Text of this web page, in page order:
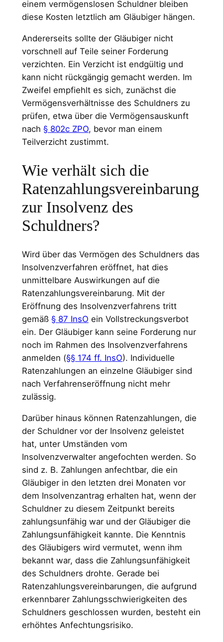
einem vermögenslosen Schuldner bleiben
diese Kosten letztlich am Gläubiger hängen.
Andererseits sollte der Gläubiger nicht
vorschnell auf Teile seiner Forderung
verzichten. Ein Verzicht ist endgültig und
kann nicht rückgängig gemacht werden. Im
Zweifel empfiehlt es sich, zunächst die
Vermögensverhältnisse des Schuldners zu
prüfen, etwa über die Vermögensauskunft
nach § 802c ZPO, bevor man einem
Teilverzicht zustimmt.
Wie verhält sich die
Ratenzahlungsvereinbarung
zur Insolvenz des
Schuldners?
Wird über das Vermögen des Schuldners das
Insolvenzverfahren eröffnet, hat dies
unmittelbare Auswirkungen auf die
Ratenzahlungsvereinbarung. Mit der
Eröffnung des Insolvenzverfahrens tritt
gemäß § 87 InsO ein Vollstreckungsverbot
ein. Der Gläubiger kann seine Forderung nur
noch im Rahmen des Insolvenzverfahrens
anmelden (§§ 174 ff. InsO). Individuelle
Ratenzahlungen an einzelne Gläubiger sind
nach Verfahrenseröffnung nicht mehr
zulässig.
Darüber hinaus können Ratenzahlungen, die
der Schuldner vor der Insolvenz geleistet
hat, unter Umständen vom
Insolvenzverwalter angefochten werden. So
sind z. B. Zahlungen anfechtbar, die ein
Gläubiger in den letzten drei Monaten vor
dem Insolvenzantrag erhalten hat, wenn der
Schuldner zu diesem Zeitpunkt bereits
zahlungsunfähig war und der Gläubiger die
Zahlungsunfähigkeit kannte. Die Kenntnis
des Gläubigers wird vermutet, wenn ihm
bekannt war, dass die Zahlungsunfähigkeit
des Schuldners drohte. Gerade bei
Ratenzahlungsvereinbarungen, die aufgrund
erkennbarer Zahlungsschwierigkeiten des
Schuldners geschlossen wurden, besteht ein
erhöhtes Anfechtungsrisiko.